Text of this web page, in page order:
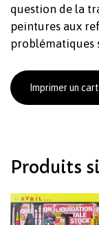
question de la
peintures aux
problématiques
Imprimer un
Produits